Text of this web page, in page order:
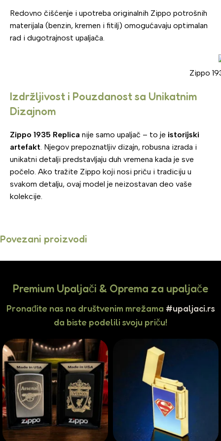
Redovno čišćenje i upotreba originalnih Zippo potrošnih
materijala (benzin, kremen i fitilj) omogućavaju optimalan
rad i dugotrajnost upaljača.
Zippo
Izdržljivost i Pouzdanost sa Unikatnim
Dizajnom
Zippo 1935 Replica nije samo upaljač – to je istorijski
artefakt. Njegov prepoznatljiv dizajn, robusna izrada i
unikatni detalji predstavljaju duh vremena kada je sve
počelo. Ako tražite Zippo koji nosi priču i tradiciju u
svakom detalju, ovaj model je neizostavan deo vaše
kolekcije.
Povezani proizvodi
Premium Upaljači & Oprema za upaljače
Pronađite nas na društvenim mrežama #upaljaci.rs
da biste podelili svoju priču!